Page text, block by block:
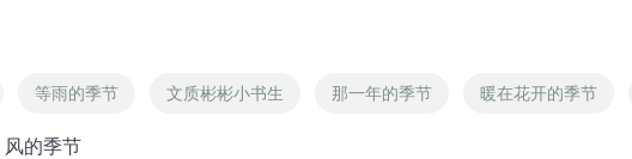
等雨的季节 文质彬彬小书生 那一年的季节 暖在花开的季节
风的季节